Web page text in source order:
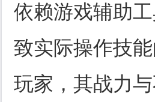
依赖游戏辅助
致实际操作技
玩家，其战力